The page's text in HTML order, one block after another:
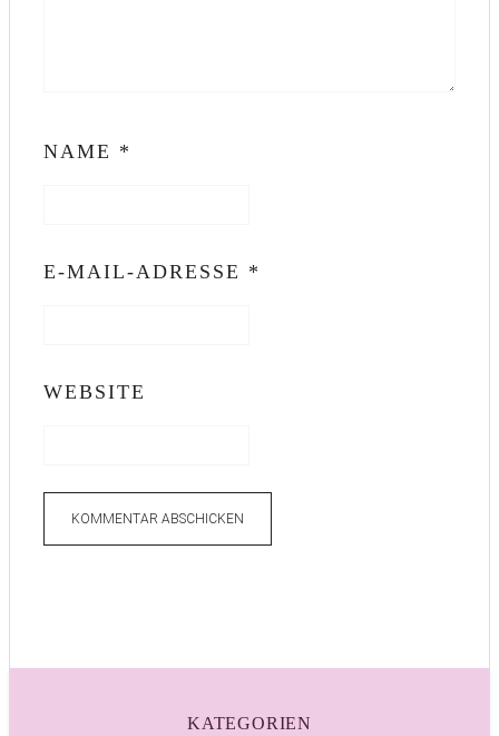
NAME *
E-MAIL-ADRESSE *
WEBSITE
KATEGORIEN